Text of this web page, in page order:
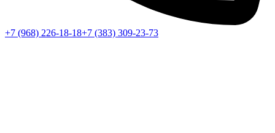
+7 (968) 226-18-18+7 (383) 309-23-73